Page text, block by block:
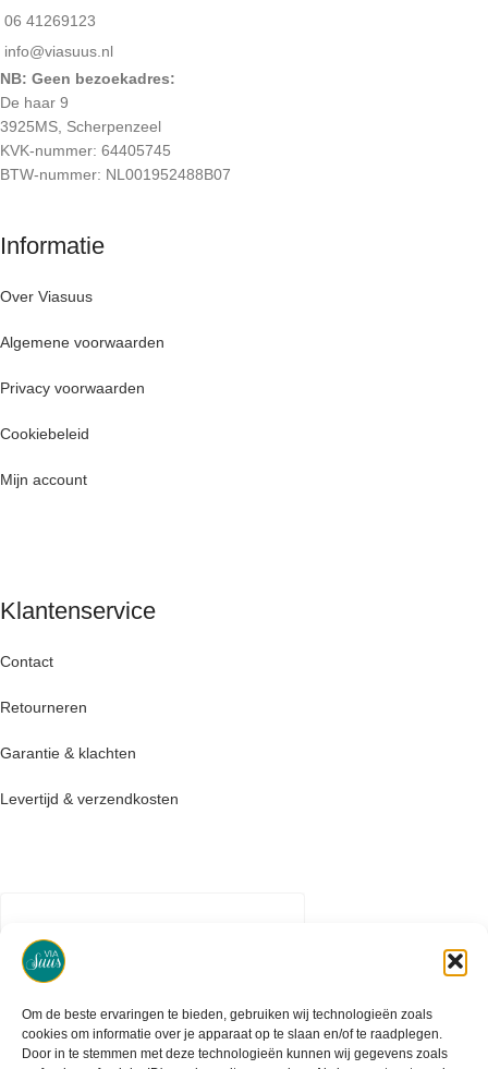
Om de beste ervaringen te bieden, gebruiken wij technologieën zoals
cookies om informatie over je apparaat op te slaan en/of te raadplegen.
Door in te stemmen met deze technologieën kunnen wij gegevens zoals
06 41269123
info@viasuus.nl
NB: Geen bezoekadres:
De haar 9
3925MS, Scherpenzeel
KVK-nummer: 64405745
BTW-nummer: NL001952488B07
Informatie
Over Viasuus
Algemene voorwaarden
Privacy voorwaarden
Cookiebeleid
Mijn account
Klantenservice
Contact
Retourneren
Garantie & klachten
Levertijd & verzendkosten